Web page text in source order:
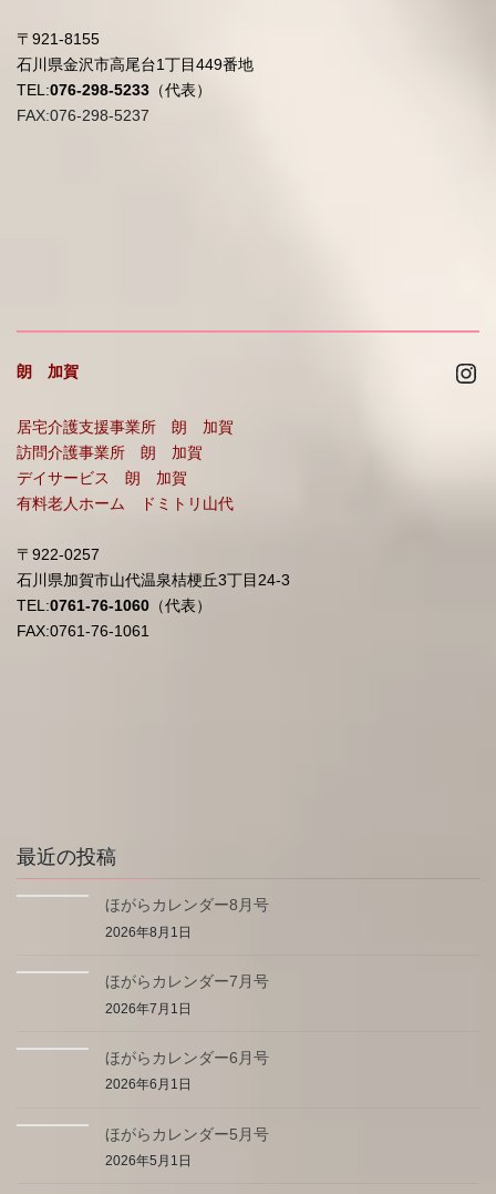
〒921-8155
石川県金沢市高尾台1丁目449番地
TEL:076-298-5233 （代表）
FAX:076-298-5237
朗 加賀
居宅介護支援事業所 朗 加賀
訪問介護事業所 朗 加賀
デイサービス 朗 加賀
有料老人ホーム ドミトリ山代
〒922-0257
石川県加賀市山代温泉桔梗丘3丁目24-3
TEL:0761-76-1060 （代表）
FAX:0761-76-1061
最近の投稿
ほがらカレンダー8月号
2026年8月1日
ほがらカレンダー7月号
2026年7月1日
ほがらカレンダー6月号
2026年6月1日
ほがらカレンダー5月号
2026年5月1日